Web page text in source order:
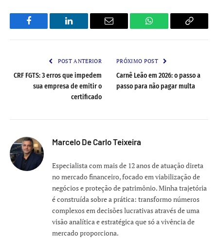
Facebook LinkedIn Email WhatsApp Copy
POST ANTERIOR
CRF FGTS: 3 erros que impedem
sua empresa de emitir o
certificado
PRÓXIMO POST
Carnê Leão em 2026: o passo a
passo para não pagar multa
Marcelo De Carlo Teixeira
Especialista com mais de 12 anos de atuação direta
no mercado financeiro, focado em viabilização de
negócios e proteção de patrimônio. Minha trajetória
é construída sobre a prática: transformo números
complexos em decisões lucrativas através de uma
visão analítica e estratégica que só a vivência de
mercado proporciona.